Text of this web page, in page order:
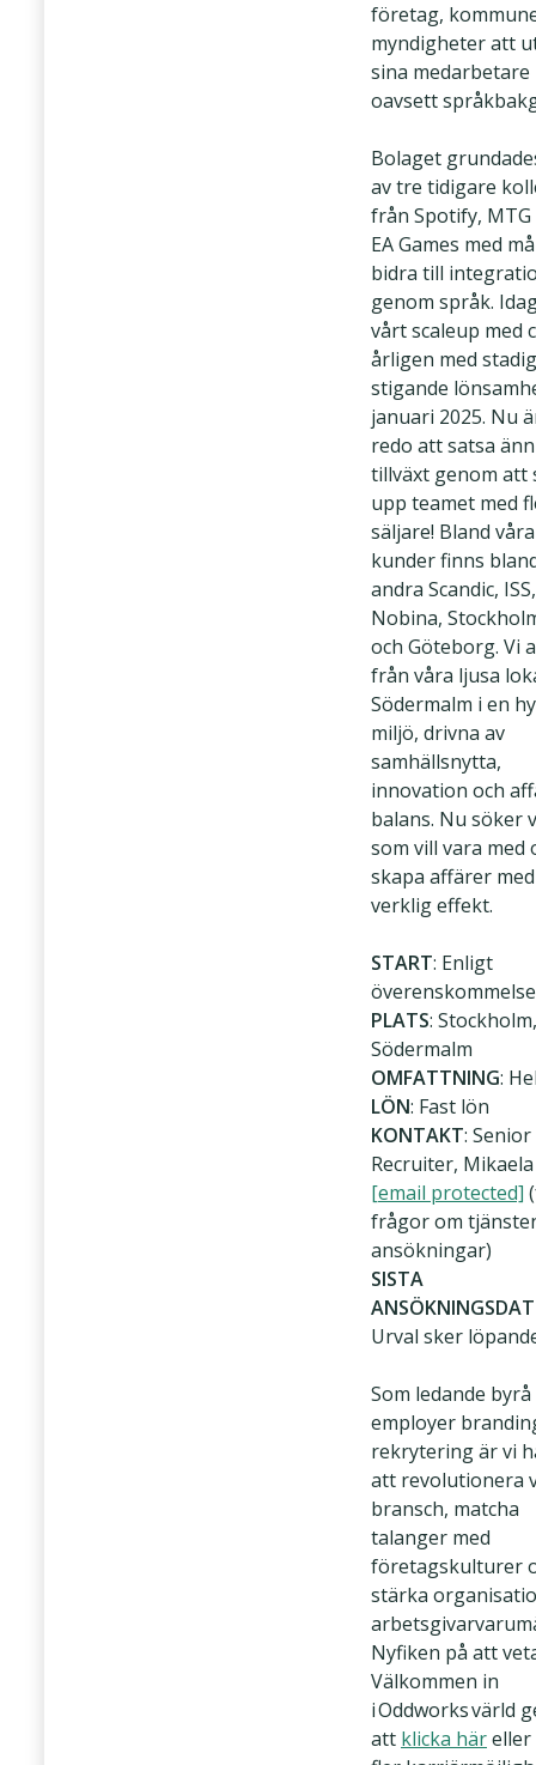
företag,
myndigheter att
sina medarbetare
oavsett
Bolaget
av tre tidigare
från Spotify, MTG
EA Games med
bidra till
genom språk.
vårt scaleup med
årligen med
stigande
januari 2025. Nu
redo att satsa
tillväxt genom att
upp teamet med
säljare! Bland
kunder finns
andra Scandic, ISS,
Nobina,
och Göteborg. Vi
från våra ljusa
Södermalm i en
miljö, drivna av
samhällsnytta,
innovation och
balans. Nu söker
som vill vara med
skapa affärer med
verklig effekt.
START: Enligt
överenskommelse
PLATS: Stockholm,
Södermalm
OMFATTNING:
LÖN: Fast lön
KONTAKT: Senior
Recruiter,
[email protected]
frågor om
ansökningar)
SISTA
Urval sker
Som ledande
employer
rekrytering är vi
att revolutionera
bransch, matcha
talanger med
företagskulturer
stärka
Nyfiken på att
Välkommen in
i Oddworks värld
att klicka här